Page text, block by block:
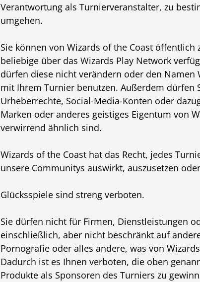
Verantwortung als Turnierveranstalter, zu
umgehen.
Sie können von Wizards of the Coast
beliebige über das Wizards Play Network
dürfen diese nicht verändern oder den
mit Ihrem Turnier benutzen. Außerdem dürfen
Urheberrechte, Social-Media-Konten oder
Marken oder anderes geistiges Eigentum von
verwirrend ähnlich sind.
Wizards of the Coast hat das Recht, jedes
unsere Communitys auswirkt, auszusetzen
Glücksspiele sind streng verboten.
Sie dürfen nicht für Firmen, Dienstleistungen
einschließlich, aber nicht beschränkt auf
Pornografie oder alles andere, was von
Dadurch ist es Ihnen verboten, die oben
Produkte als Sponsoren des Turniers zu